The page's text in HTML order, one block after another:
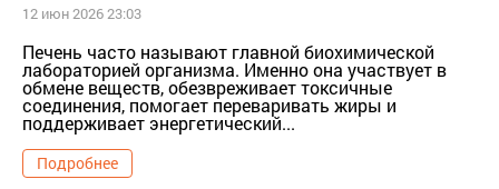
12 июн 2026 23:03
Печень часто называют главной биохимической
лабораторией организма. Именно она участвует в
обмене веществ, обезвреживает токсичные
соединения, помогает переваривать жиры и
поддерживает энергетический...
Подробнее